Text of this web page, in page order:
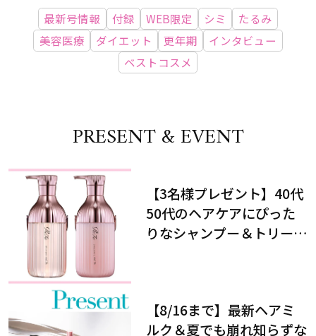
最新号情報 付録 WEB限定 シミ
たるみ
美容医療
ダイエット 更年期
インタビュー
ベストコスメ
PRESENT & EVENT
【3名様プレゼント】40代
50代のヘアケアにぴった
りなシャンプー＆トリート
【8/16まで】最新ヘアミ
ルク＆夏でも崩れ知らずな